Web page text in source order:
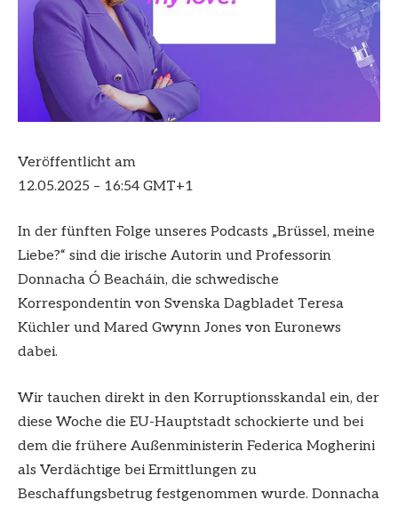
Veröffentlicht am
12.05.2025 – 16:54 GMT+1
In der fünften Folge unseres Podcasts „Brüssel, meine
Liebe?“ sind die irische Autorin und Professorin
Donnacha Ó Beacháin, die schwedische
Korrespondentin von Svenska Dagbladet Teresa
Küchler und Mared Gwynn Jones von Euronews
dabei.
Wir tauchen direkt in den Korruptionsskandal ein, der
diese Woche die EU-Hauptstadt schockierte und bei
dem die frühere Außenministerin Federica Mogherini
als Verdächtige bei Ermittlungen zu
Beschaffungsbetrug festgenommen wurde. Donnacha